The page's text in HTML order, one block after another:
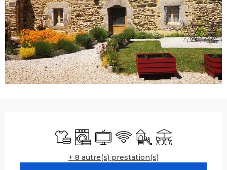
Draps et linge
Lave lingeTélévision
WiFi Jeux pour enfants /
Terrasse
+ 8 autre(s) prestation(s)